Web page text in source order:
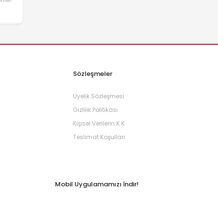
Sözleşmeler
Üyelik Sözleşmesi
Gizlilik Politikası
Kişisel Verilerin K.K
Teslimat Koşulları
Mobil Uygulamamızı İndir!